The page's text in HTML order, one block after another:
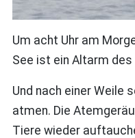
Um acht Uhr am
See ist ein Altarm
Und nach einer Weile
atmen. Die
Tiere wieder